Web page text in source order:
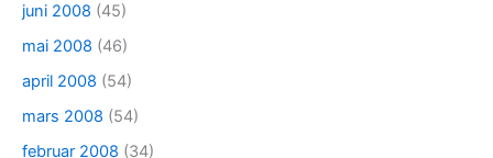
juni 2008 (45)
mai 2008 (46)
april 2008 (54)
mars 2008 (54)
februar 2008 (34)